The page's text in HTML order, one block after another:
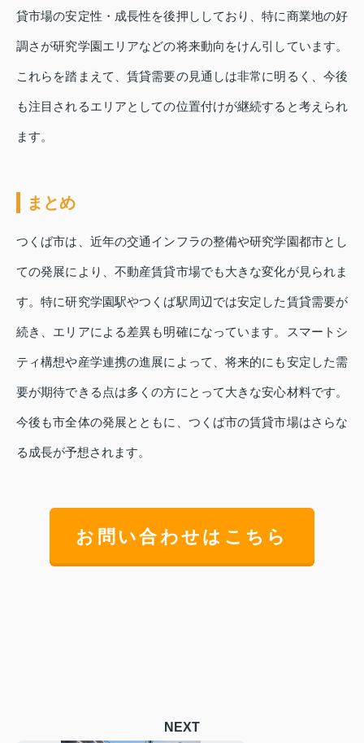
貸市場の安定性・成長性を後押ししており、特に商業地の好
調さが研究学園エリアなどの将来動向をけん引しています。
これらを踏まえて、賃貸需要の見通しは非常に明るく、今後
も注目されるエリアとしての位置付けが継続すると考えられ
ます。
まとめ
つくば市は、近年の交通インフラの整備や研究学園都市とし
ての発展により、不動産賃貸市場でも大きな変化が見られま
す。特に研究学園駅やつくば駅周辺では安定した賃貸需要が
続き、エリアによる差異も明確になっています。スマートシ
ティ構想や産学連携の進展によって、将来的にも安定した需
要が期待できる点は多くの方にとって大きな安心材料です。
今後も市全体の発展とともに、つくば市の賃貸市場はさらな
る成長が予想されます。
お問い合わせはこちら
NEXT